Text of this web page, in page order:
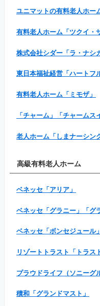
ユニマットの有料老人ホー
有料老人ホーム「ツクイ・
株式会社シダー「ラ・ナシ
東日本福祉経営「ハートフ
有料老人ホーム「ミモザ」
「チャーム」「チャームス
老人ホーム「しまナーシン
高級有料老人ホーム
ベネッセ「アリア」
ベネッセ「グラニー」「グ
ベネッセ「ボンセジュール」
リゾートトラスト「トラス
プラウドライフ（ソニーグ
積和「グランドマスト」